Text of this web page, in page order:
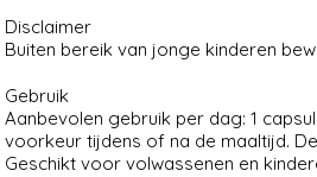
Disclaimer
Buiten bereik van jonge kinderen
Gebruik
Aanbevolen gebruik per dag: 1
voorkeur tijdens of na de maaltijd.
Geschikt voor volwassenen en